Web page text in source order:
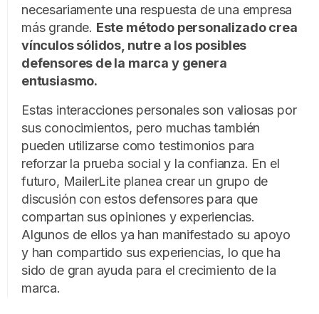
necesariamente una respuesta de una empresa
más grande. Este método personalizado crea
vínculos sólidos, nutre a los posibles
defensores de la marca y genera
entusiasmo.
Estas interacciones personales son valiosas por
sus conocimientos, pero muchas también
pueden utilizarse como testimonios para
reforzar la prueba social y la confianza. En el
futuro, MailerLite planea crear un grupo de
discusión con estos defensores para que
compartan sus opiniones y experiencias.
Algunos de ellos ya han manifestado su apoyo
y han compartido sus experiencias, lo que ha
sido de gran ayuda para el crecimiento de la
marca.